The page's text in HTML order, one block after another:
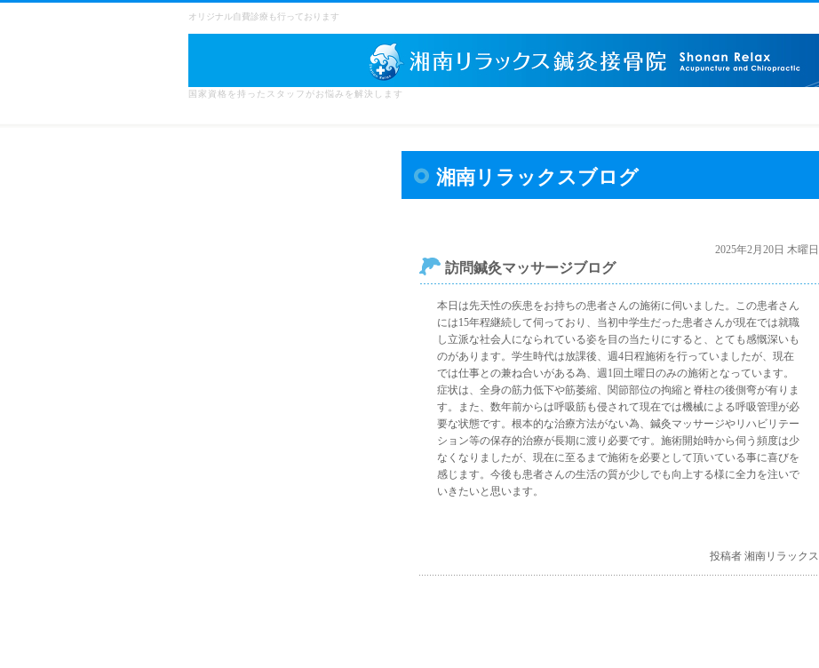
オリジナル自費診療も行っております
国家資格を持ったスタッフがお悩みを解決します
湘南リラックスブログ
2025年2月20日 木曜日
訪問鍼灸マッサージブログ
本日は先天性の疾患をお持ちの患者さんの施術に伺いました。この患者さん
には15年程継続して伺っており、当初中学生だった患者さんが現在では就職
し立派な社会人になられている姿を目の当たりにすると、とても感慨深いも
のがあります。学生時代は放課後、週4日程施術を行っていましたが、現在
では仕事との兼ね合いがある為、週1回土曜日のみの施術となっています。
症状は、全身の筋力低下や筋萎縮、関節部位の拘縮と脊柱の後側弯が有りま
す。また、数年前からは呼吸筋も侵されて現在では機械による呼吸管理が必
要な状態です。根本的な治療方法がない為、鍼灸マッサージやリハビリテー
ション等の保存的治療が長期に渡り必要です。施術開始時から伺う頻度は少
なくなりましたが、現在に至るまで施術を必要として頂いている事に喜びを
感じます。今後も患者さんの生活の質が少しでも向上する様に全力を注いで
いきたいと思います。
投稿者 湘南リラックス